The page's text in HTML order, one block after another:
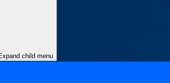
child menu